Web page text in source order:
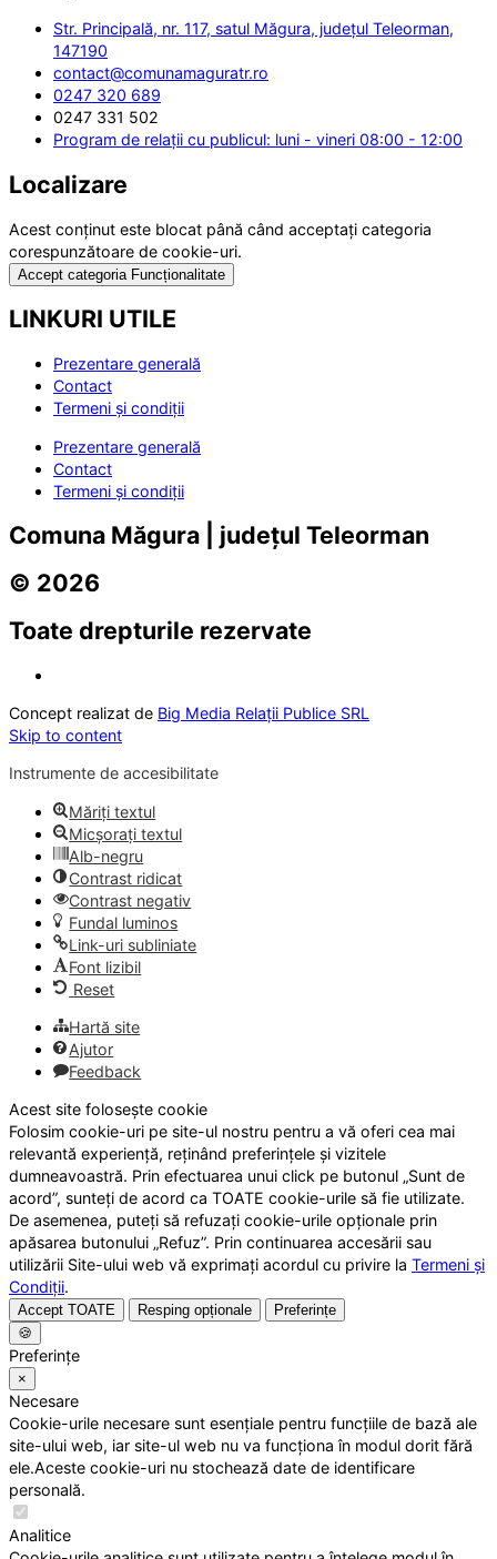
Str. Principală, nr. 117, satul Măgura, județul Teleorman,
147190
contact@comunamaguratr.ro
0247 320 689
0247 331 502
Program de relații cu publicul: luni - vineri 08:00 - 12:00
Localizare
Acest conținut este blocat până când acceptați categoria
corespunzătoare de cookie-uri.
Accept categoria Funcționalitate
LINKURI UTILE
Prezentare generală
Contact
Termeni și condiții
Prezentare generală
Contact
Termeni și condiții
Comuna Măgura | județul Teleorman
© 2026
Toate drepturile rezervate
Concept realizat de Big Media Relații Publice SRL
Skip to content
Instrumente de accesibilitate
Măriți textul
Micșorați textul
Alb-negru
Contrast ridicat
Contrast negativ
Fundal luminos
Link-uri subliniate
Font lizibil
Reset
Hartă site
Ajutor
Feedback
Acest site folosește cookie
Folosim cookie-uri pe site-ul nostru pentru a vă oferi cea mai
relevantă experiență, reținând preferințele și vizitele
dumneavoastră. Prin efectuarea unui click pe butonul „Sunt de
acord”, sunteți de acord ca TOATE cookie-urile să fie utilizate.
De asemenea, puteți să refuzați cookie-urile opționale prin
apăsarea butonului „Refuz”. Prin continuarea accesării sau
utilizării Site-ului web vă exprimați acordul cu privire la Termeni și
Condiții.
Accept TOATE Resping opționale
Preferințe
🍪
Preferințe
×
Necesare
Cookie-urile necesare sunt esențiale pentru funcțiile de bază ale
site-ului web, iar site-ul web nu va funcționa în modul dorit fără
ele.Aceste cookie-uri nu stochează date de identificare
personală.
Analitice